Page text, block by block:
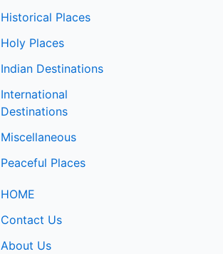
Historical Places
Holy Places
Indian Destinations
International
Destinations
Miscellaneous
Peaceful Places
HOME
Contact Us
About Us